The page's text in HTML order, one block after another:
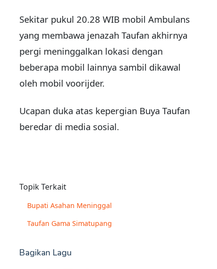
Sekitar pukul 20.28 WIB mobil Ambulans
yang membawa jenazah Taufan akhirnya
pergi meninggalkan lokasi dengan
beberapa mobil lainnya sambil dikawal
oleh mobil voorijder.
Ucapan duka atas kepergian Buya Taufan
beredar di media sosial.
Topik Terkait
Bupati Asahan Meninggal
Taufan Gama Simatupang
Bagikan Lagu